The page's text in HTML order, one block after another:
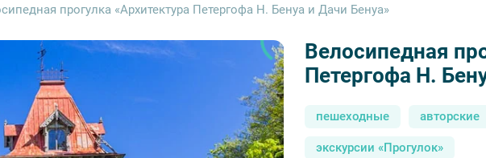
прогулка «Архитектура Петергофа Н. Бенуа и Дачи Бенуа»
Велосипедная
Петергофа Н.
пешеходные авторские
экскурсии «Прогулок»